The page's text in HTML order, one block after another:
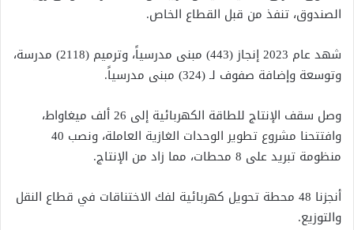
الصندوق، تنفذ من قبل القطاع الخاص.
شهد عام 2023 إنجاز (443) مبنى مدرسياً، وترميم (2118) مدرسة،
وتوسعة وإضافة صفوف لـ (324) مبنى مدرسياً.
وصل سقف الإنتاج للطاقة الكهربائية إلى 26 ألف ميغاواط،
وافتتحنا مشروع تطوير الوحدات الغازية العاملة، ونصب 40
منظومة تبريد على 8 محطات، مما زاد من الإنتاج.
أنجزنا 48 محطة تحويل كهربائية لفك الاختناقات في قطاع النقل
والتوزيع.